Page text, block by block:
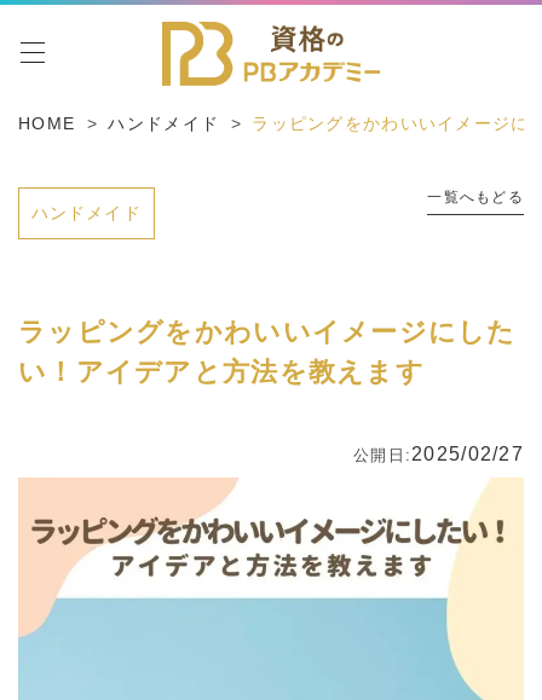
toggle navigation
HOME ハンドメイド ラッピングをかわいいイメージに
ハンドメイド
一覧へもどる
ラッピングをかわいいイメージにした
い！アイデアと方法を教えます
公開日:2025/02/27